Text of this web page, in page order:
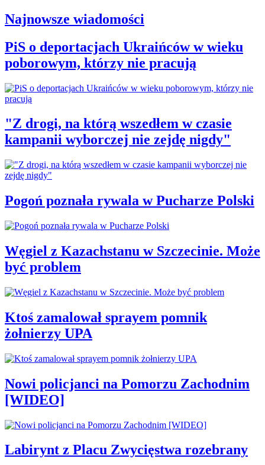
Najnowsze wiadomości
PiS o deportacjach Ukraińców w wieku
poborowym, którzy nie pracują
"Z drogi, na którą wszedłem w czasie
kampanii wyborczej nie zejdę nigdy"
Pogoń poznała rywala w Pucharze Polski
Węgiel z Kazachstanu w Szczecinie. Może
być problem
Ktoś zamalował sprayem pomnik
żołnierzy UPA
Nowi policjanci na Pomorzu Zachodnim
[WIDEO]
Labirynt z Placu Zwycięstwa rozebrany